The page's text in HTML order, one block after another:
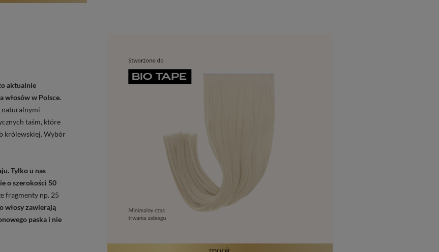
aktualnie
włosów w Polsce.
naturalnymi
taśm, które
królewskiej. Wybór
Tylko u nas
o szerokości 50
fragmenty np. 25
włosy zawierają
paska i nie